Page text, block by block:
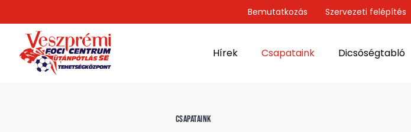
Bemutatkozás Szervezeti felépítés
Hírek Csapataink Dicsőségtabló
CSAPATAINK